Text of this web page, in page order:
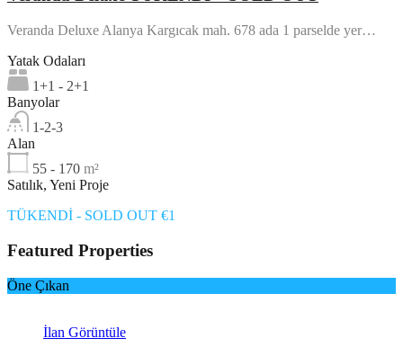
Veranda Deluxe Alanya Kargıcak mah. 678 ada 1 parselde yer…
Yatak Odaları
1+1 - 2+1
Banyolar
1-2-3
Alan
55 - 170 m²
Satılık, Yeni Proje
TÜKENDİ - SOLD OUT €1
Featured Properties
Öne Çıkan
İlan Görüntüle